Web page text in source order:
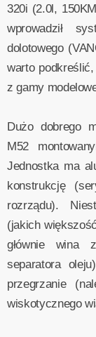
320i (2.0l,
wprowadził
dolotowego
warto
z gamy
Dużo dobrego
M52
Jednostka ma
konstrukcję
rozrządu).
(jakich
głównie wina
separatora
przegrzanie
wiskotycznego